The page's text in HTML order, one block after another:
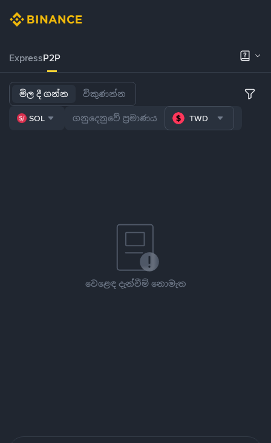
ExpressP2P
මිල දී ගන්න විකුණන්න
SOL TWD
වෙළෙඳ දැන්වීම් නොමැත